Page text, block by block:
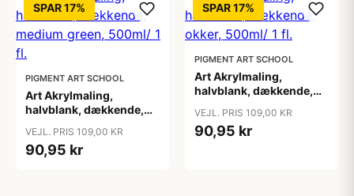
SPAR 17%
PIGMENT ART SCHOOL
Art Akrylmaling,
halvblank, dækkende,
fl.
VEJL. PRIS 109,00 KR
90,95 kr
SPAR 17%
PIGMENT ART SCHOOL
Art Akrylmaling,
halvblank, dækkende,
VEJL. PRIS 109,00 KR
90,95 kr